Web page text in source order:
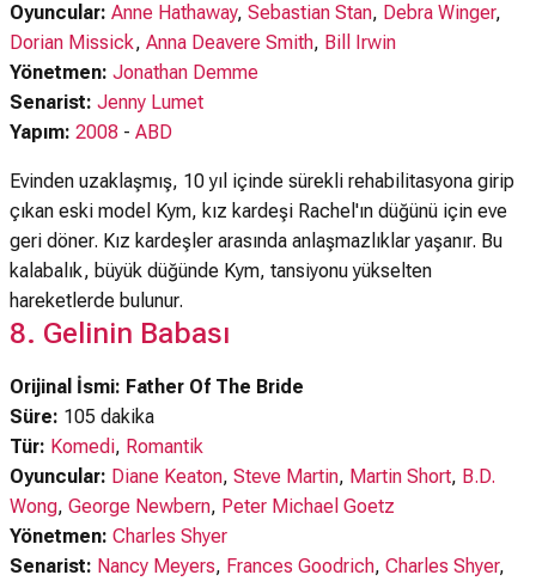
Oyuncular: Anne Hathaway, Sebastian Stan, Debra Winger,
Dorian Missick, Anna Deavere Smith, Bill Irwin
Yönetmen: Jonathan Demme
Senarist: Jenny Lumet
Yapım: 2008 - ABD
Evinden uzaklaşmış, 10 yıl içinde sürekli rehabilitasyona girip
çıkan eski model Kym, kız kardeşi Rachel'ın düğünü için eve
geri döner. Kız kardeşler arasında anlaşmazlıklar yaşanır. Bu
kalabalık, büyük düğünde Kym, tansiyonu yükselten
hareketlerde bulunur.
8. Gelinin Babası
Orijinal İsmi: Father Of The Bride
Süre: 105 dakika
Tür: Komedi, Romantik
Oyuncular: Diane Keaton, Steve Martin, Martin Short, B.D.
Wong, George Newbern, Peter Michael Goetz
Yönetmen: Charles Shyer
Senarist: Nancy Meyers, Frances Goodrich, Charles Shyer,